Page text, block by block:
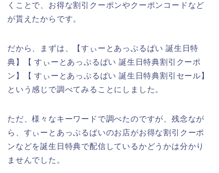
くことで、お得な割引クーポンやクーポンコードなど
が貰えたからです。
だから、まずは、【すぃーとあっぷるぱい 誕生日特
典】【 すぃーとあっぷるぱい 誕生日特典割引クーポ
ン】【 すぃーとあっぷるぱい 誕生日特典割引セール】
という感じで調べてみることにしました。
ただ、様々なキーワードで調べたのですが、残念なが
ら、すぃーとあっぷるぱいのお店がお得な割引クーポ
ンなどを誕生日特典で配信しているかどうかは分かり
ませんでした。